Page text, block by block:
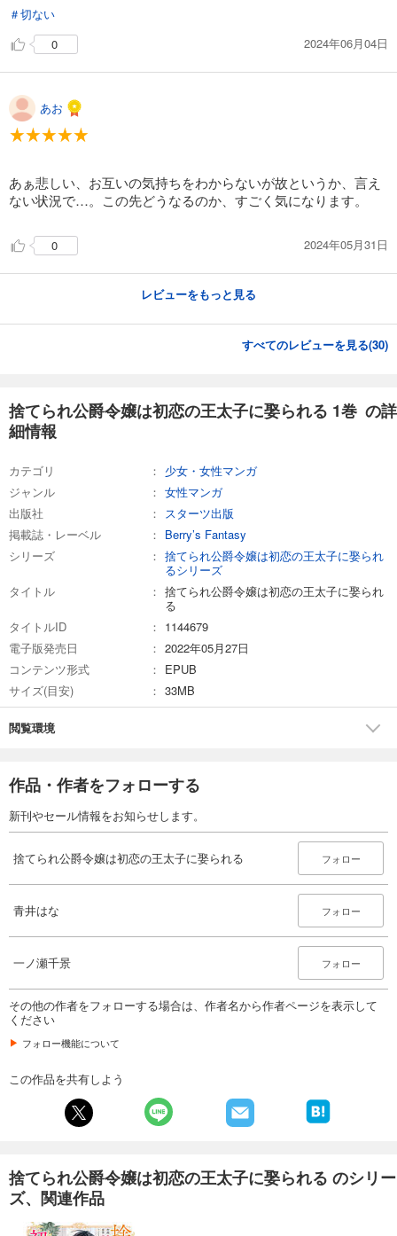
＃切ない
0
2024年06月04日
あお
あぁ悲しい、お互いの気持ちをわからないが故というか、言え
ない状況で…。この先どうなるのか、すごく気になります。
0 2024年05月31日
レビューをもっと見る
すべてのレビューを見る(30)
捨てられ公爵令嬢は初恋の王太子に娶られる 1巻 の詳
細情報
カテゴリ
少女・女性マンガ
ジャンル
女性マンガ
出版社
スターツ出版
掲載誌・レーベル
Berry’s Fantasy
シリーズ
捨てられ公爵令嬢は初恋の王太子に娶られ
るシリーズ
タイトル
捨てられ公爵令嬢は初恋の王太子に娶られ
る
タイトルID
1144679
電子版発売日
2022年05月27日
コンテンツ形式
EPUB
サイズ(目安)
33MB
閲覧環境
作品・作者をフォローする
新刊やセール情報をお知らせします。
捨てられ公爵令嬢は初恋の王太子に娶られる フォロー
青井はな フォロー
一ノ瀬千景 フォロー
その他の作者をフォローする場合は、作者名から作者ページを表示して
ください
フォロー機能について
この作品を共有しよう
捨てられ公爵令嬢は初恋の王太子に娶られる のシリー
ズ、関連作品